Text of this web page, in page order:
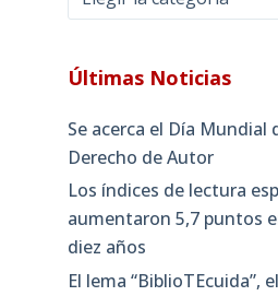
Últimas Noticias
Se acerca el Día Mundial
Derecho de Autor
Los índices de lectura
aumentaron 5,7 puntos
diez años
El lema “BiblioTEcuida”,